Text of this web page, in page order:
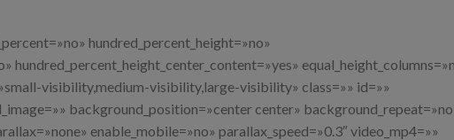
hundred_percent_height=»no»
hundred_percent_height_center_content=»yes»
visibility,medium-visibility,large-visibility» class=»» id=»»
background_position=»center center»
enable_mobile=»no» parallax_speed=»0.3″ video_mp4=»»